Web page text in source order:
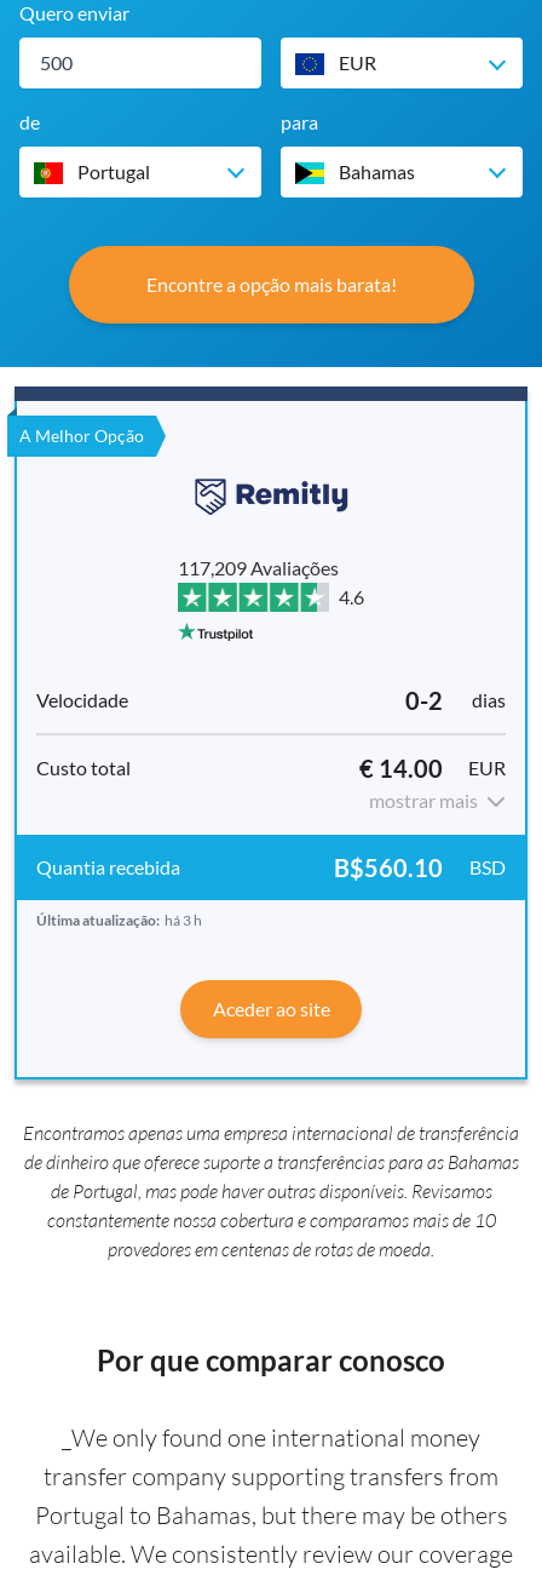
Quero enviar
EUR
de
Portugal
para
Bahamas
Encontre a opção mais barata!
A Melhor Opção
117,209 Avaliações
4.6
0-2 dias
€ 14.00
EUR
mostrar mais
B$560.10 BSD
Última atualização: há 3 h
Aceder ao site
Encontramos apenas uma empresa internacional de transferência
de dinheiro que oferece suporte a transferências para as Bahamas
de Portugal, mas pode haver outras disponíveis. Revisamos
constantemente nossa cobertura e comparamos mais de 10
provedores em centenas de rotas de moeda.
Por que comparar conosco
_We only found one international money
transfer company supporting transfers from
Portugal to Bahamas, but there may be others
available. We consistently review our coverage